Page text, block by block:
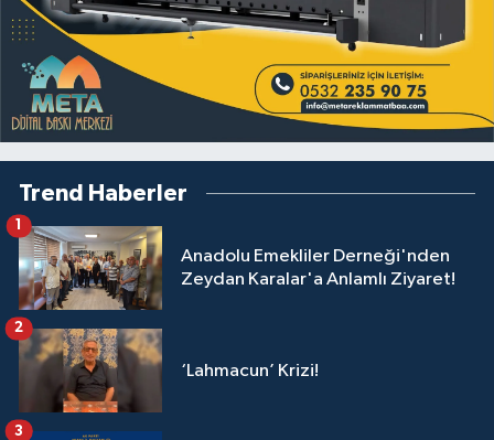
Trend Haberler
Anadolu Emekliler Derneği'nden
Zeydan Karalar'a Anlamlı Ziyaret!
1
‘Lahmacun’ Krizi!
2
3